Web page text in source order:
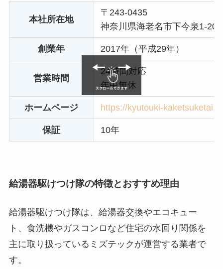
本社所在地
〒243-0435
神奈川県海老名市下今泉1-20-
創業年 2017年（平成29年）
営業時間
24時間対応
年中無休
ホームページ https://kyutouki-
保証 10年
給湯器駆けつけ隊の特徴とおすすめ理由
給湯器駆けつけ隊は、給湯器交換やエコキュー
ト、食洗機やガスコンロなど住宅の水回り関係を
主に取り扱っているミズテックが運営する業者で
す。